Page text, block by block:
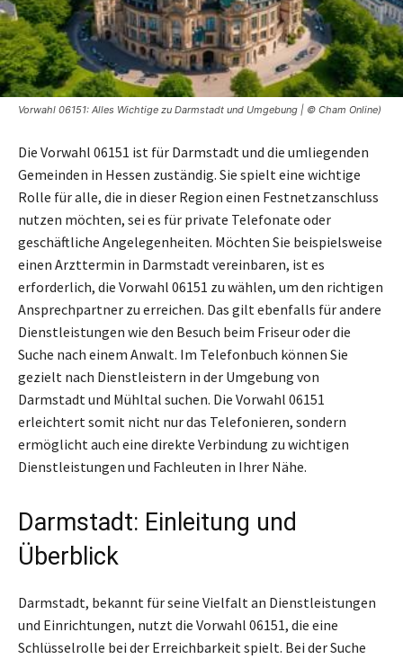
Vorwahl 06151: Alles Wichtige zu Darmstadt und Umgebung | © Cham Online)
Die Vorwahl 06151 ist für Darmstadt und die umliegenden
Gemeinden in Hessen zuständig. Sie spielt eine wichtige
Rolle für alle, die in dieser Region einen Festnetzanschluss
nutzen möchten, sei es für private Telefonate oder
geschäftliche Angelegenheiten. Möchten Sie beispielsweise
einen Arzttermin in Darmstadt vereinbaren, ist es
erforderlich, die Vorwahl 06151 zu wählen, um den richtigen
Ansprechpartner zu erreichen. Das gilt ebenfalls für andere
Dienstleistungen wie den Besuch beim Friseur oder die
Suche nach einem Anwalt. Im Telefonbuch können Sie
gezielt nach Dienstleistern in der Umgebung von
Darmstadt und Mühltal suchen. Die Vorwahl 06151
erleichtert somit nicht nur das Telefonieren, sondern
ermöglicht auch eine direkte Verbindung zu wichtigen
Dienstleistungen und Fachleuten in Ihrer Nähe.
Darmstadt: Einleitung und
Überblick
Darmstadt, bekannt für seine Vielfalt an Dienstleistungen
und Einrichtungen, nutzt die Vorwahl 06151, die eine
Schlüsselrolle bei der Erreichbarkeit spielt. Bei der Suche